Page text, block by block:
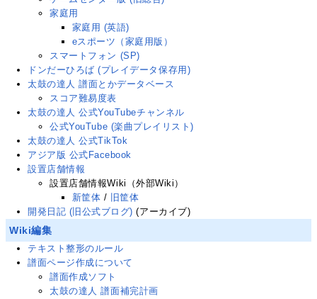
家庭用
家庭用 (英語)
eスポーツ（家庭用版）
スマートフォン (SP)
ドンだーひろば (プレイデータ保存用)
太鼓の達人 譜面とかデータベース
スコア難易度表
太鼓の達人 公式YouTubeチャンネル
公式YouTube (楽曲プレイリスト)
太鼓の達人 公式TikTok
アジア版 公式Facebook
設置店舗情報
設置店舗情報Wiki（外部Wiki）
新筐体 /
旧筐体
開発日記 (旧公式ブログ) (アーカイブ)
Wiki編集
テキスト整形のルール
譜面ページ作成について
譜面作成ソフト
太鼓の達人 譜面補完計画